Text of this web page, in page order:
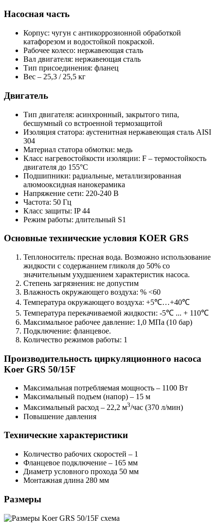
Насосная часть
Корпус: чугун с антикоррозионной обработкой
катафорезом и водостойкой покраской.
Рабочее колесо: нержавеющая сталь
Вал двигателя: нержавеющая сталь
Тип присоединения: фланец
Вес – 25,3 / 25,5 кг
Двигатель
Тип двигателя: асинхронный, закрытого типа,
бесшумный со встроенной термозащитой
Изоляция статора: аустенитная нержавеющая сталь AISI
304
Материал статора обмотки: медь
Класс нагревостойкости изоляции: F – термостойкость
двигателя до 155°C
Подшипники: радиальные, металлизированная
алюмооксидная нанокерамика
Напряжение сети: 220-240 В
Частота: 50 Гц
Класс защиты: IP 44
Режим работы: длительный S1
Основные технические условия KOER GRS
Теплоноситель: пресная вода. Возможно использование
жидкости c содержанием гликоля до 50% со
значительным ухудшением характеристик насоса.
Степень загрязнения: не допустим
Влажность окружающего воздуха: % <60
Температура окружающего воздуха: +5℃…+40℃
Температура перекачиваемой жидкости: -5℃ ... + 110℃
Максимальное рабочее давление: 1,0 МПа (10 бар)
Подключение: фланцевое.
Количество режимов работы: 1
Производительность циркуляционного насоса
Koer GRS 50/15F
Максимальная потребляемая мощность – 1100 Вт
Максимальный подъем (напор) – 15 м
Максимальный расход – 22,2 м3/час (370 л/мин)
Повышение давления
Технические характеристики
Количество рабочих скоростей – 1
Фланцевое подключение – 165 мм
Диаметр условного прохода 50 мм
Монтажная длина 280 мм
Размеры